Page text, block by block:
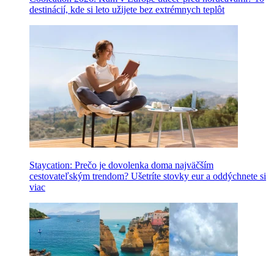
destinácií, kde si leto užijete bez extrémnych teplôt
Staycation: Prečo je dovolenka doma najväčším
cestovateľským trendom? Ušetríte stovky eur a oddýchnete si
viac